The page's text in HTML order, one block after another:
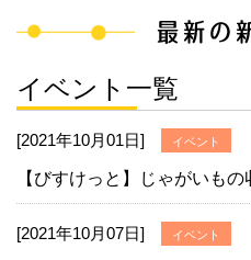
イベント一覧
[2021年10月01日] イベント
【びすけっと】じゃがいも
[2021年10月07日] イベント